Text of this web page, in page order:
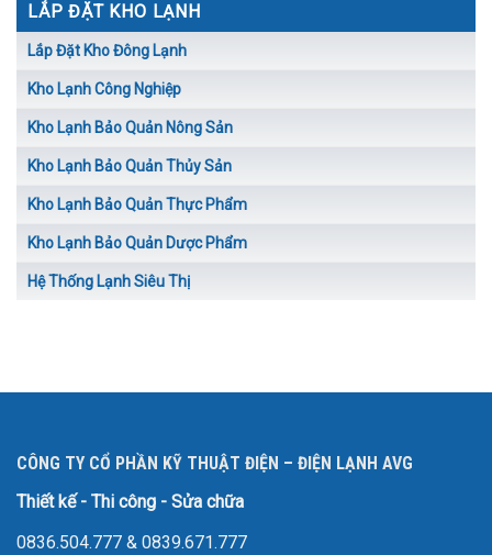
LẮP ĐẶT KHO LẠNH
Lắp Đặt Kho Đông Lạnh
Kho Lạnh Công Nghiệp
Kho Lạnh Bảo Quản Nông Sản
Kho Lạnh Bảo Quản Thủy Sản
Kho Lạnh Bảo Quản Thực Phẩm
Kho Lạnh Bảo Quản Dược Phẩm
Hệ Thống Lạnh Siêu Thị
CÔNG TY CỔ PHẦN KỸ THUẬT ĐIỆN – ĐIỆN LẠNH AVG
Thiết kế - Thi công - Sửa chữa
0836.504.777 & 0839.671.777